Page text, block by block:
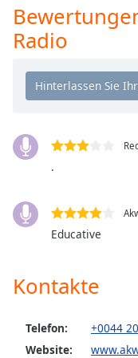
Playback
Rate
Chapters
Descriptions
descriptions
selected
settings,
subtitles
settings
Radio
.
Educative
Kontakte
Telefon:
+0044
Website: